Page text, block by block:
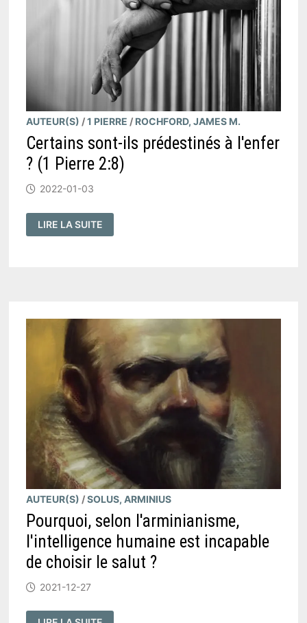
AUTEUR(S) /1 PIERRE / ROCHFORD, JAMES M.
Certains sont-ils prédestinés à l'enfer
? (1 Pierre 2:8)
2022-01-03
CERTAINS
SONT-
ILS
LIRE LA SUITE
AUTEUR(S) /SOLUS, ARMINIUS
Pourquoi, selon l'arminianisme,
l'intelligence humaine est incapable
de choisir le salut ?
2021-12-27
POURQUOI,